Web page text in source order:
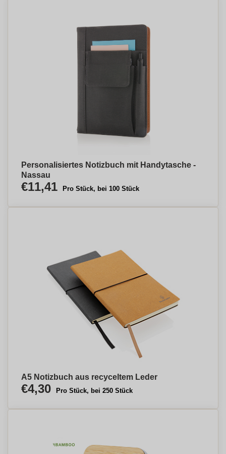
Personalisiertes Notizbuch mit Handytasche -
Nassau
€11,41 Pro Stück, bei 100 Stück
A5 Notizbuch aus recyceltem Leder
€4,30 Pro Stück, bei 250 Stück